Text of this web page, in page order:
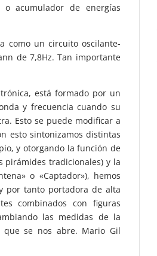
acumulador de energías
como un circuito oscilante-
de 7,8Hz. Tan importante
está formado por un
y frecuencia cuando su
Esto se puede modificar a
esto sintonizamos distintas
y otorgando la función de
pirámides tradicionales) y la
o «Captador»), hemos
por tanto portadora de alta
combinados con figuras
las medidas de la
que se nos abre. Mario Gil